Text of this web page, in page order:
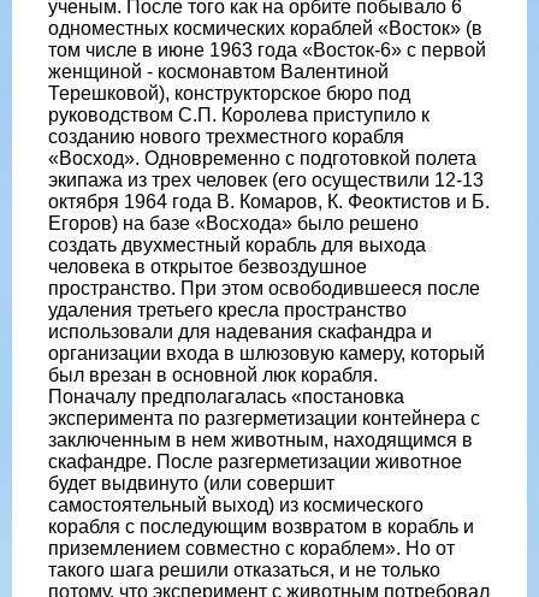
ученым. После того как на орбите побывало 6
одноместных космических кораблей «Восток» (в
том числе в июне 1963 года «Восток-6» с первой
женщиной - космонавтом Валентиной
Терешковой), конструкторское бюро под
руководством С.П. Королева приступило к
созданию нового трехместного корабля
«Восход». Одновременно с подготовкой полета
экипажа из трех человек (его осуществили 12-13
октября 1964 года В. Комаров, К. Феоктистов и Б.
Егоров) на базе «Восхода» было решено
создать двухместный корабль для выхода
человека в открытое безвоздушное
пространство. При этом освободившееся после
удаления третьего кресла пространство
использовали для надевания скафандра и
организации входа в шлюзовую камеру, который
был врезан в основной люк корабля.
Поначалу предполагалась «постановка
эксперимента по разгерметизации контейнера с
заключенным в нем животным, находящимся в
скафандре. После разгерметизации животное
будет выдвинуто (или совершит
самостоятельный выход) из космического
корабля с последующим возвратом в корабль и
приземлением совместно с кораблем». Но от
такого шага решили отказаться, и не только
потому, что эксперимент с животным потребовал